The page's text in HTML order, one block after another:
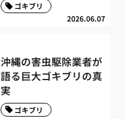
2026.06.07
ゴキブリ
沖縄の害虫駆除業者が
語る巨大ゴキブリの真
実
ゴキブリ